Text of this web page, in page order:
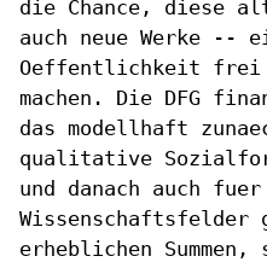
die Chance, diese
auch neue Werke --
Oeffentlichkeit frei
machen. Die DFG
das modellhaft
qualitative
und danach auch fuer
erheblichen Summen,